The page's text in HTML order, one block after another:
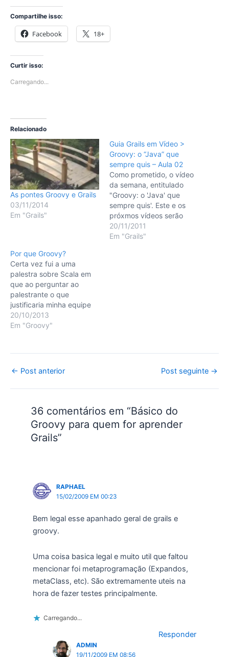
Compartilhe isso:
Facebook 18+
Curtir isso:
Carregando...
Relacionado
As pontes Groovy e Grails
03/11/2014
Em "Grails"
Guia Grails em Vídeo >
Groovy: o “Java” que
sempre quis – Aula 02
Como prometido, o vídeo
da semana, entitulado
"Groovy: o 'Java' que
sempre quis'. Este e os
próxmos vídeos serão
focados não no Grails,
mas no componente que o
20/11/2011
Em "Grails"
Por que Groovy?
Certa vez fui a uma
palestra sobre Scala em
que ao perguntar ao
palestrante o que
justificaria minha equipe
treinada em Java adotar a
linguagem recebi como
"muito obrigado a
presença de todos vocês
aqui". Como pretendo
falar sobre Groovy em
20/10/2013
Em "Groovy"
Post
← Post anterior Post seguinte →
36 comentários em “Básico do
Groovy para quem for aprender
Grails”
RAPHAEL
15/02/2009 EM 00:23
Bem legal esse apanhado geral de grails e
groovy.
Uma coisa basica legal e muito util que faltou
mencionar foi metaprogramação (Expandos,
metaClass, etc). São extremamente uteis na
hora de fazer testes principalmente.
Carregando...
Responder
ADMIN
19/11/2009 EM 08:56